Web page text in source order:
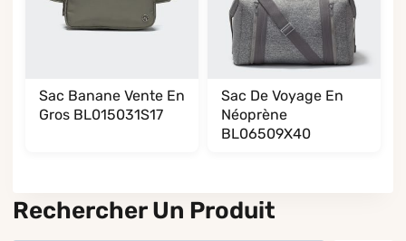
Sac Banane Vente En
Gros BL015031S17
Sac De Voyage En
Néoprène
BL06509X40
Rechercher Un Produit